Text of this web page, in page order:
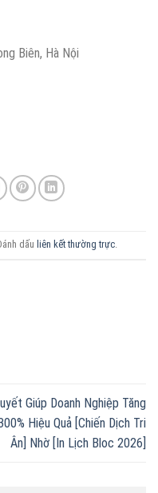
Biên, Hà Nội
dấu liên kết thường trực.
Giúp Doanh Nghiệp Tăng
Hiệu Quả [Chiến Dịch Tri
Ân] Nhờ [In Lịch Bloc 2026]